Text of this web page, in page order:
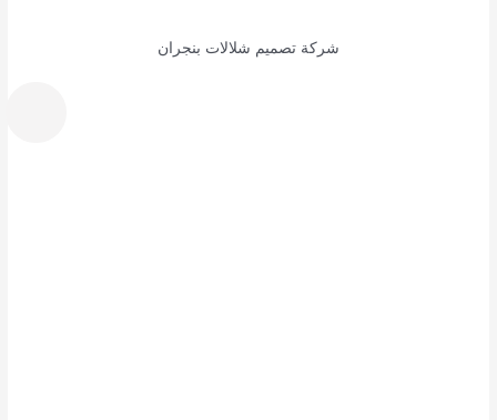
شركة تصميم شلالات بنجران